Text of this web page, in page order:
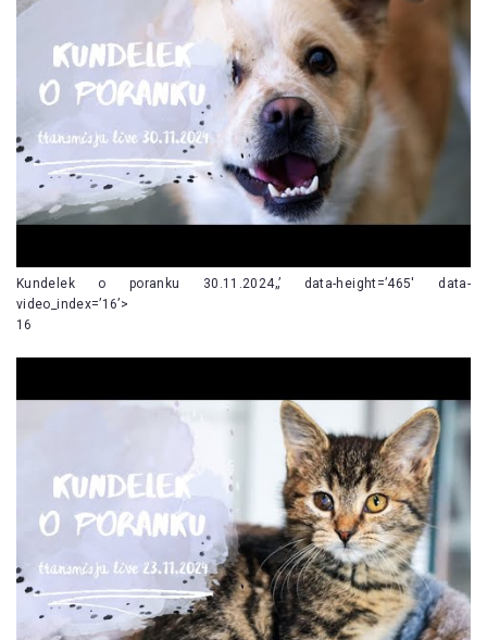
Kundelek o poranku 30.11.2024„’ data-height=’465′ data-
video_index=’16’>
16